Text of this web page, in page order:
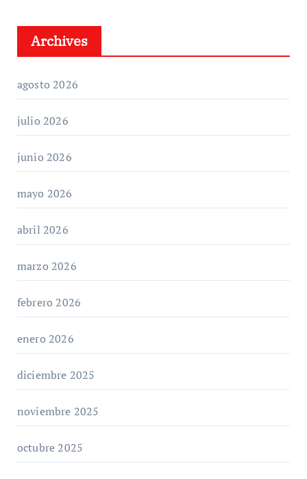
Archives
agosto 2026
julio 2026
junio 2026
mayo 2026
abril 2026
marzo 2026
febrero 2026
enero 2026
diciembre 2025
noviembre 2025
octubre 2025